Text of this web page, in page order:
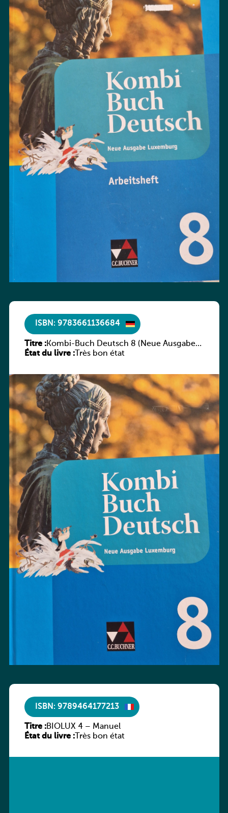
ISBN: 9783661136684
Titre :Kombi-Buch Deutsch 8 (Neue Ausgabe
Luxemburg)
État du livre :Très bon état
ISBN: 9789464177213
Titre :BIOLUX 4 – Manuel
État du livre :Très bon état